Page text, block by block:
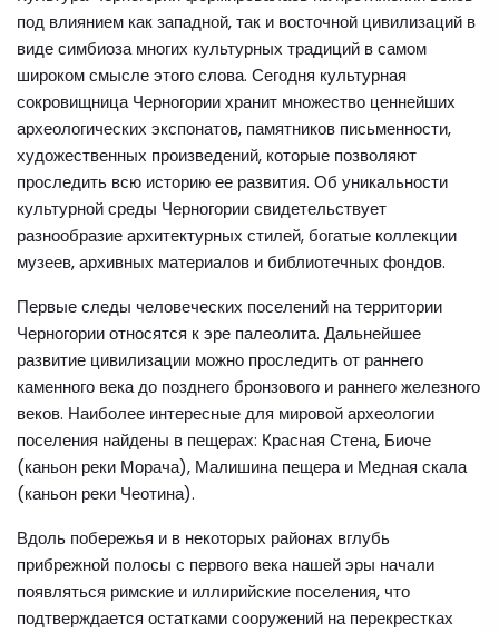
под влиянием как западной, так и восточной цивилизаций в
виде симбиоза многих культурных традиций в самом
широком смысле этого слова. Сегодня культурная
сокровищница Черногории хранит множество ценнейших
археологических экспонатов, памятников письменности,
художественных произведений, которые позволяют
проследить всю историю ее развития. Об уникальности
культурной среды Черногории свидетельствует
разнообразие архитектурных стилей, богатые коллекции
музеев, архивных материалов и библиотечных фондов.
Первые следы человеческих поселений на территории
Черногории относятся к эре палеолита. Дальнейшее
развитие цивилизации можно проследить от раннего
каменного века до позднего бронзового и раннего железного
веков. Наиболее интересные для мировой археологии
поселения найдены в пещерах: Красная Стена, Биоче
(каньон реки Морача), Малишина пещера и Медная скала
(каньон реки Чеотина).
Вдоль побережья и в некоторых районах вглубь
прибрежной полосы с первого века нашей эры начали
появляться римские и иллирийские поселения, что
подтверждается остатками сооружений на перекрестках